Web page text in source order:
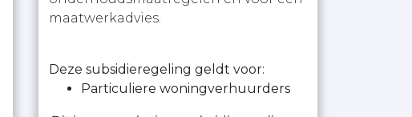
maatwerkadvies.
Deze subsidieregeling geldt voor:
Particuliere woningverhuurders